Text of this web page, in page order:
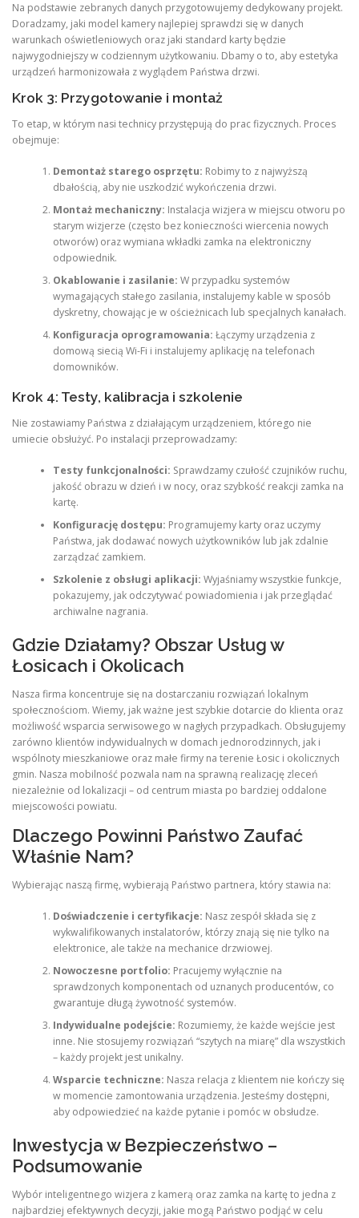
Na podstawie zebranych danych przygotowujemy dedykowany projekt.
Doradzamy, jaki model kamery najlepiej sprawdzi się w danych
warunkach oświetleniowych oraz jaki standard karty będzie
najwygodniejszy w codziennym użytkowaniu. Dbamy o to, aby estetyka
urządzeń harmonizowała z wyglądem Państwa drzwi.
Krok 3: Przygotowanie i montaż
To etap, w którym nasi technicy przystępują do prac fizycznych. Proces
obejmuje:
Demontaż starego osprzętu: Robimy to z najwyższą
dbałością, aby nie uszkodzić wykończenia drzwi.
Montaż mechaniczny: Instalacja wizjera w miejscu otworu po
starym wizjerze (często bez konieczności wiercenia nowych
otworów) oraz wymiana wkładki zamka na elektroniczny
odpowiednik.
Okablowanie i zasilanie: W przypadku systemów
wymagających stałego zasilania, instalujemy kable w sposób
dyskretny, chowając je w ościeżnicach lub specjalnych kanałach.
Konfiguracja oprogramowania: Łączymy urządzenia z
domową siecią Wi-Fi i instalujemy aplikację na telefonach
domowników.
Krok 4: Testy, kalibracja i szkolenie
Nie zostawiamy Państwa z działającym urządzeniem, którego nie
umiecie obsłużyć. Po instalacji przeprowadzamy:
Testy funkcjonalności: Sprawdzamy czułość czujników ruchu,
jakość obrazu w dzień i w nocy, oraz szybkość reakcji zamka na
kartę.
Konfigurację dostępu: Programujemy karty oraz uczymy
Państwa, jak dodawać nowych użytkowników lub jak zdalnie
zarządzać zamkiem.
Szkolenie z obsługi aplikacji: Wyjaśniamy wszystkie funkcje,
pokazujemy, jak odczytywać powiadomienia i jak przeglądać
archiwalne nagrania.
Gdzie Działamy? Obszar Usług w
Łosicach i Okolicach
Nasza firma koncentruje się na dostarczaniu rozwiązań lokalnym
społecznościom. Wiemy, jak ważne jest szybkie dotarcie do klienta oraz
możliwość wsparcia serwisowego w nagłych przypadkach. Obsługujemy
zarówno klientów indywidualnych w domach jednorodzinnych, jak i
wspólnoty mieszkaniowe oraz małe firmy na terenie Łosic i okolicznych
gmin. Nasza mobilność pozwala nam na sprawną realizację zleceń
niezależnie od lokalizacji – od centrum miasta po bardziej oddalone
miejscowości powiatu.
Dlaczego Powinni Państwo Zaufać
Właśnie Nam?
Wybierając naszą firmę, wybierają Państwo partnera, który stawia na:
Doświadczenie i certyfikacje: Nasz zespół składa się z
wykwalifikowanych instalatorów, którzy znają się nie tylko na
elektronice, ale także na mechanice drzwiowej.
Nowoczesne portfolio: Pracujemy wyłącznie na
sprawdzonych komponentach od uznanych producentów, co
gwarantuje długą żywotność systemów.
Indywidualne podejście: Rozumiemy, że każde wejście jest
inne. Nie stosujemy rozwiązań “szytych na miarę” dla wszystkich
– każdy projekt jest unikalny.
Wsparcie techniczne: Nasza relacja z klientem nie kończy się
w momencie zamontowania urządzenia. Jesteśmy dostępni,
aby odpowiedzieć na każde pytanie i pomóc w obsłudze.
Inwestycja w Bezpieczeństwo –
Podsumowanie
Wybór inteligentnego wizjera z kamerą oraz zamka na kartę to jedna z
najbardziej efektywnych decyzji, jakie mogą Państwo podjąć w celu